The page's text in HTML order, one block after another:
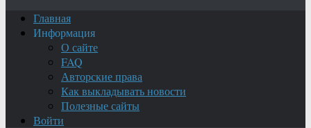
Главная
Информация
О сайте
FAQ
Авторские права
Как выкладывать новости
Полезные сайты
Войти